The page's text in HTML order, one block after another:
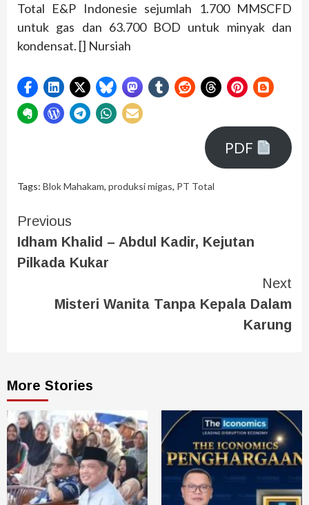
Total E&P Indonesie sejumlah 1.700 MMSCFD
untuk gas dan 63.700 BOD untuk minyak dan
kondensat. [] Nursiah
PDF
Tags: Blok Mahakam, produksi migas, PT Total
Previous
Idham Khalid – Abdul Kadir, Kejutan
Pilkada Kukar
Next
Misteri Wanita Tanpa Kepala Dalam
Karung
More Stories